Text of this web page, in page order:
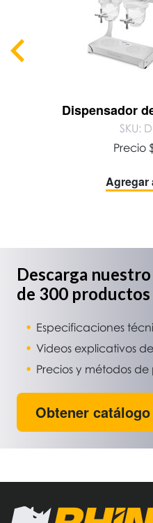
Dispensador
SKU:
Precio
Agregar
Descarga
de 300 productos
Especificaciones
Videos explicativos
Precios y métodos
Obtener catálogo